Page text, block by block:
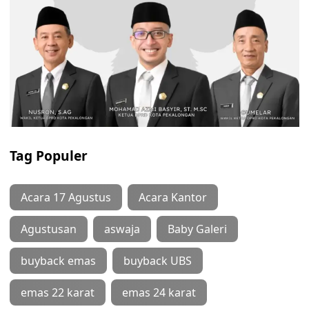
Tag Populer
Acara 17 Agustus Acara Kantor
Agustusan aswaja Baby Galeri
buyback emas buyback UBS
emas 22 karat emas 24 karat